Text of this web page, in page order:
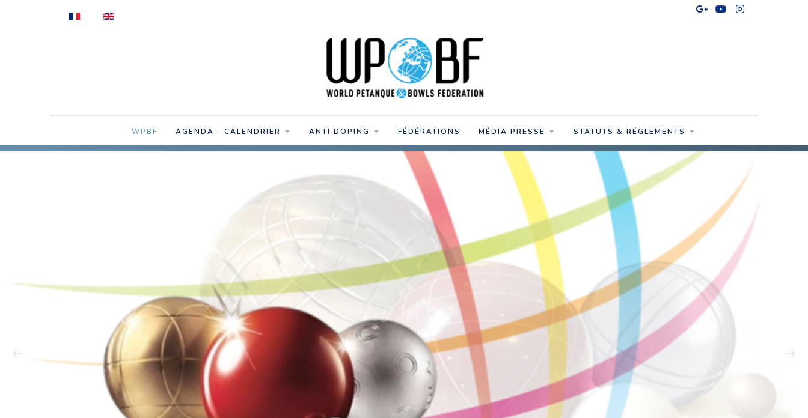
WPBF AGENDA - CALENDRIER ANTI DOPING FÉDÉRATIONS MÉDIA PRESSE STATUTS & RÉGLEMENTS